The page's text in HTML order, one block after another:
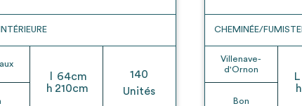
64cm
h 210cm
140
Unités
CHEMINÉE/
Villenave-
d'Ornon
Bon
L
h